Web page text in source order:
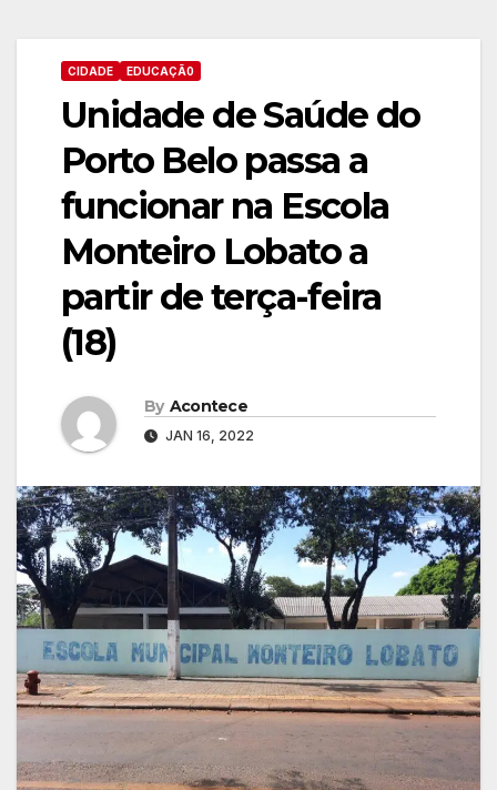
CIDADE EDUCAÇÃ0
Unidade de Saúde do
Porto Belo passa a
funcionar na Escola
Monteiro Lobato a
partir de terça-feira
(18)
By Acontece
JAN 16, 2022